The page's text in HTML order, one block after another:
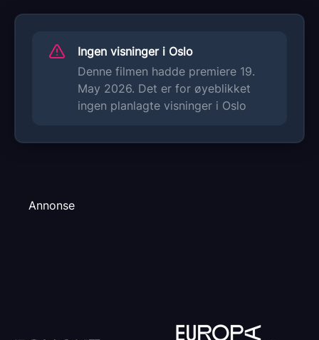
Denne nye utgaven inkluderer også
utstillingen ved Tate. Resultatet er en
personlig og intim film som gir privilegert
tilgang til hennes verk, hjem og atelier, og
som fremhever kilden til hennes
grenseløse kreativitet, ukuelige styrke og
Ingen visninger i Oslo
Denne filmen hadde premiere 19.
May 2026. Det er for øyeblikket
ingen planlagte visninger i Oslo
Annonse